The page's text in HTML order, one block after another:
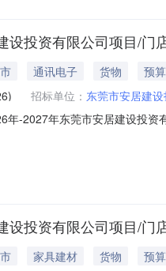
设投资有限公司项目/门
通讯电子 货物
预
招标单位： 东莞市安居建
年-2027年东莞市安居建设投资
设投资有限公司项目/门
家具建材 货物
预